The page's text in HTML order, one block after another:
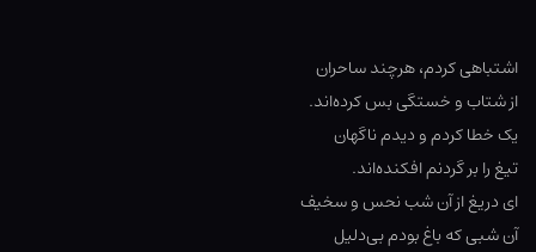
اشتباهی کردم، هرچند ساحران
از شتاب و خستگی بس کرده‌اند.
یک خطا کردم و دیدم ناگهان
تیغ را بر گردنم افکنده‌اند.
ای دریغ از آن شب نحس و سخیف
آن شبی که باغ بودم بی‌دلیل